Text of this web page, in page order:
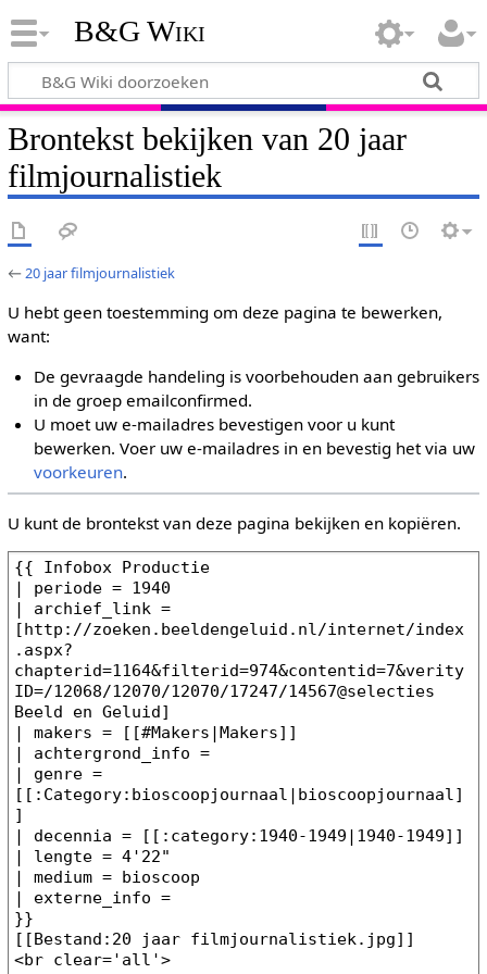
B&G Wiki
Brontekst bekijken van 20 jaar
filmjournalistiek
←20 jaar filmjournalistiek
U hebt geen toestemming om deze pagina te bewerken,
want:
De gevraagde handeling is voorbehouden aan gebruikers
in de groep emailconfirmed.
U moet uw e-mailadres bevestigen voor u kunt
bewerken. Voer uw e-mailadres in en bevestig het via uw
voorkeuren.
U kunt de brontekst van deze pagina bekijken en kopiëren.